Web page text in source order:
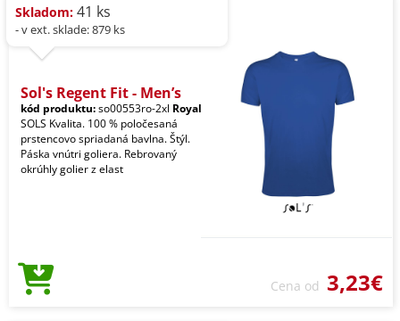
Skladom: 41 ks
- v ext. sklade: 879 ks
Sol's Regent Fit - Men’s
kód produktu:so00553ro-2xl Royal
SOLS Kvalita. 100 % poločesaná
prstencovo spriadaná bavlna. Štýl.
Páska vnútri goliera. Rebrovaný
okrúhly golier z elast
Cena od 3,23€